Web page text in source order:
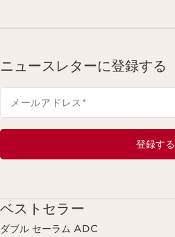
ニュースレターに登録する
メールアドレス *
登録する
ベストセラー
ダブル セーラム ADC